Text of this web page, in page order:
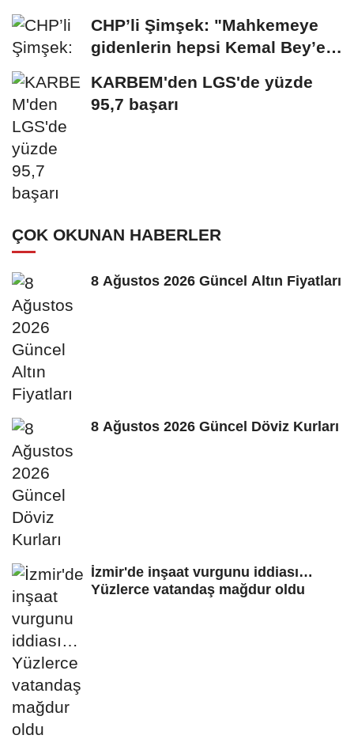
CHP’li Şimşek: "Mahkemeye
gidenlerin hepsi Kemal Bey’e
KARBEM'den LGS'de yüzde
95,7 başarı
ÇOK OKUNAN HABERLER
8 Ağustos 2026 Güncel Altın Fiyatları
8 Ağustos 2026 Güncel Döviz Kurları
İzmir'de inşaat vurgunu iddiası…
Yüzlerce vatandaş mağdur oldu